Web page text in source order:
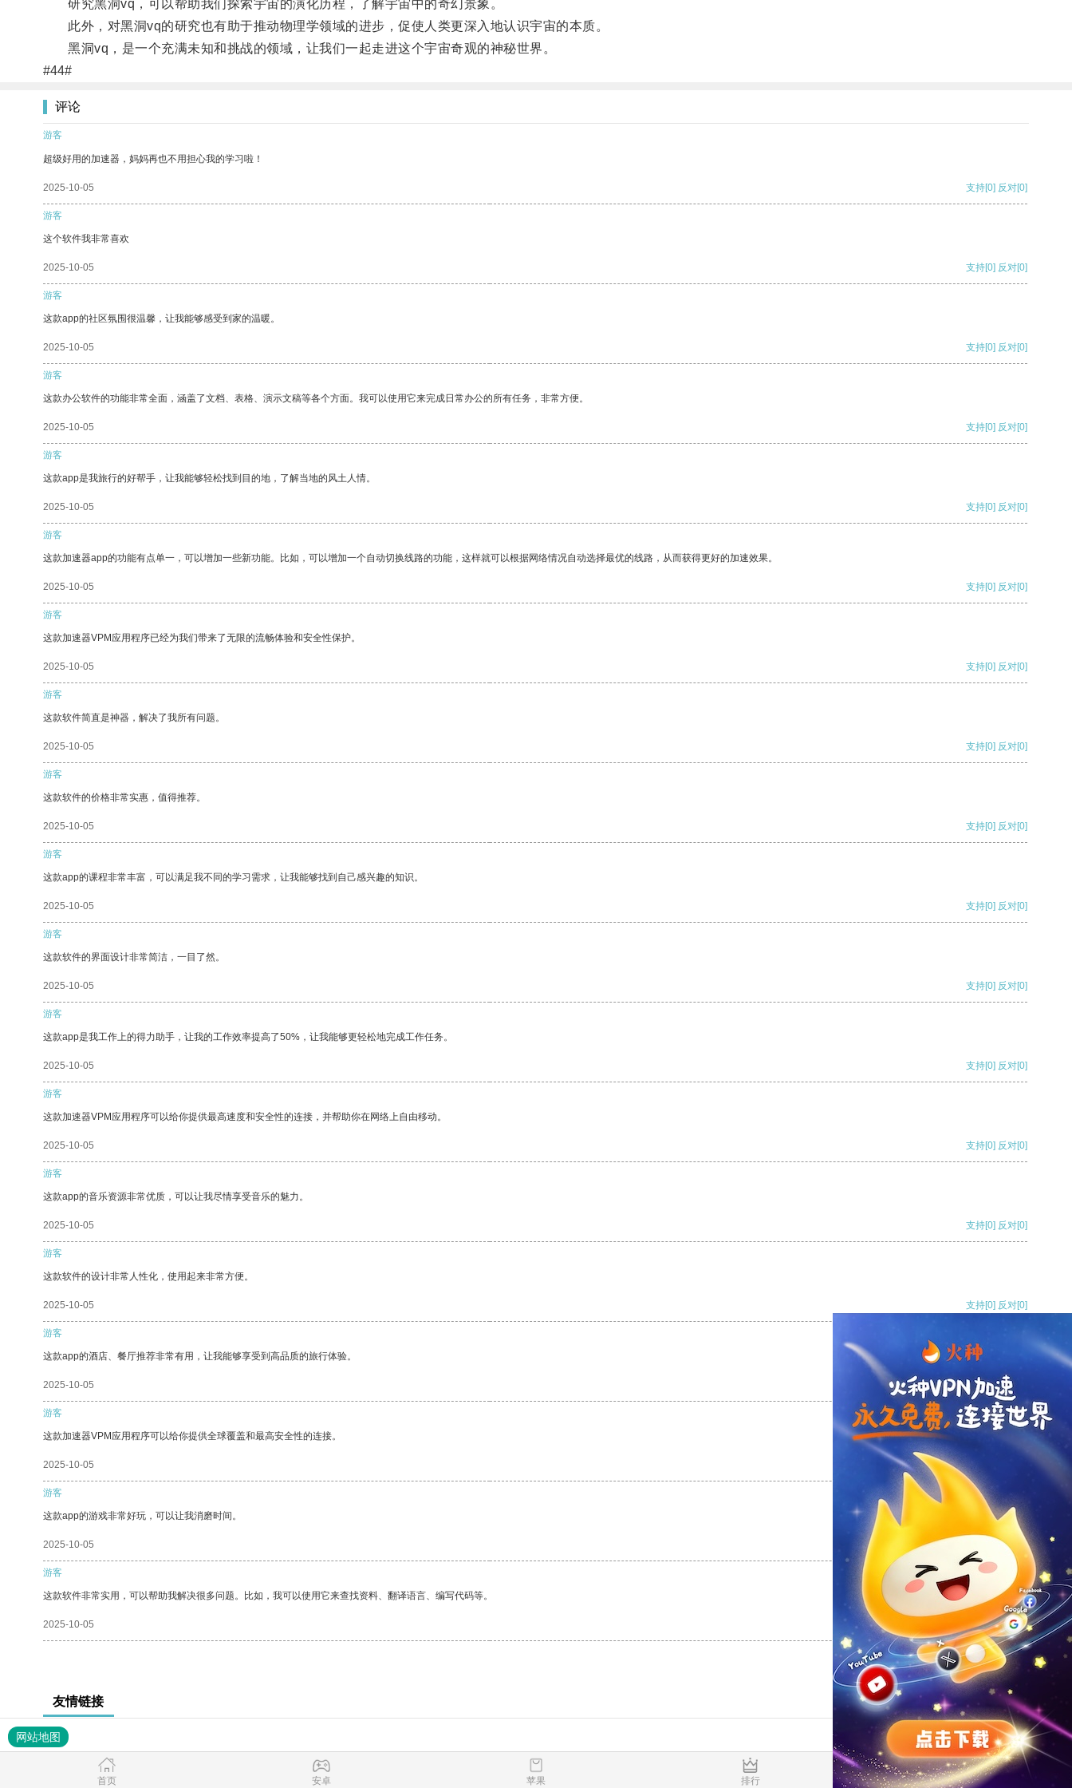
研究黑洞vq，可以帮助我们探索宇宙的演化历程，了解宇宙中的奇幻景象。
此外，对黑洞vq的研究也有助于推动物理学领域的进步，促使人类更深入地认识宇宙的本质。
黑洞vq，是一个充满未知和挑战的领域，让我们一起走进这个宇宙奇观的神秘世界。
#44#
评论
游客
超级好用的加速器，妈妈再也不用担心我的学习啦！
2025-10-05 支持[0] 反对[0]
游客
这个软件我非常喜欢
2025-10-05 支持[0] 反对[0]
游客
这款app的社区氛围很温馨，让我能够感受到家的温暖。
2025-10-05 支持[0] 反对[0]
游客
这款办公软件的功能非常全面，涵盖了文档、表格、演示文稿等各个方面。我可以使用它来完成日常办公的所有任务，非常方便。
2025-10-05 支持[0] 反对[0]
游客
这款app是我旅行的好帮手，让我能够轻松找到目的地，了解当地的风土人情。
2025-10-05 支持[0] 反对[0]
游客
这款加速器app的功能有点单一，可以增加一些新功能。比如，可以增加一个自动切换线路的功能，这样就可以根据网络情况自动选择最优的线路，从而获得更好的加速效果。
2025-10-05 支持[0] 反对[0]
游客
这款加速器VPM应用程序已经为我们带来了无限的流畅体验和安全性保护。
2025-10-05 支持[0] 反对[0]
游客
这款软件简直是神器，解决了我所有问题。
2025-10-05 支持[0] 反对[0]
游客
这款软件的价格非常实惠，值得推荐。
2025-10-05 支持[0] 反对[0]
游客
这款app的课程非常丰富，可以满足我不同的学习需求，让我能够找到自己感兴趣的知识。
2025-10-05 支持[0] 反对[0]
游客
这款软件的界面设计非常简洁，一目了然。
2025-10-05 支持[0] 反对[0]
游客
这款app是我工作上的得力助手，让我的工作效率提高了50%，让我能够更轻松地完成工作任务。
2025-10-05 支持[0] 反对[0]
游客
这款加速器VPM应用程序可以给你提供最高速度和安全性的连接，并帮助你在网络上自由移动。
2025-10-05 支持[0] 反对[0]
游客
这款app的音乐资源非常优质，可以让我尽情享受音乐的魅力。
2025-10-05 支持[0] 反对[0]
游客
这款软件的设计非常人性化，使用起来非常方便。
2025-10-05 支持[0] 反对[0]
游客
这款app的酒店、餐厅推荐非常有用，让我能够享受到高品质的旅行体验。
2025-10-05 支持[0] 反对
游客
这款加速器VPM应用程序可以给你提供全球覆盖和最高安全性的连接。
2025-10-05 支持
游客
这款app的游戏非常好玩，可以让我消磨时间。
2025-10-05 反对 [0]
游客
这款软件非常实用，可以帮助我解决很多问题。比如，我可以使用它来查找资料、翻译语言、编写代码等。
2025-10-05 支持[0] 反对[0]
友情链接
网站地图
首页 安卓 苹果 排行 推荐